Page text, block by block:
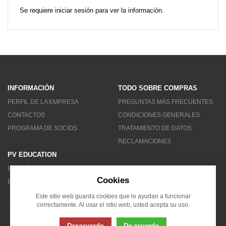
Se requiere iniciar sesión para ver la información.
INFORMACIÓN
PERFIL DE LA EMPRESA
CONTACTOS
PROGRAMA DE SOCIOS
TODO SOBRE COMPRAS
PREGUNTAS MÁS FRECUENTES
CONDICIONES GENERALES
TRATAMIENTO DE DATOS
RECLAMACIONES
PV EDUCATION
BOLETÍN DE NOTICIAS
BLOG
© 2007 - 2026 Solarity LAT (Colombia)
Cookies
Este sitio web guarda cookies que lo ayudan a funcionar
correctamente. Al usar el sitio web, usted acepta su uso.